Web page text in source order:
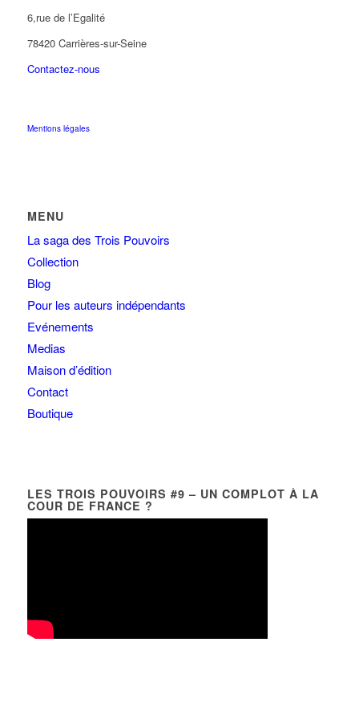
6,rue de l’Egalité
78420 Carrières-sur-Seine
Contactez-nous
Mentions légales
MENU
La saga des Trois Pouvoirs
Collection
Blog
Pour les auteurs indépendants
Evénements
Medias
Maison d’édition
Contact
Boutique
LES TROIS POUVOIRS #9 – UN COMPLOT À LA
COUR DE FRANCE ?